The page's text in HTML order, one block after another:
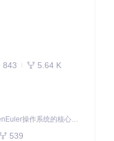
843 5.64 K
openEuler内核是openEuler操作系统的核心，既是系统性能与稳定性的基石，也是连接处理器、设备与服务的桥梁。
539